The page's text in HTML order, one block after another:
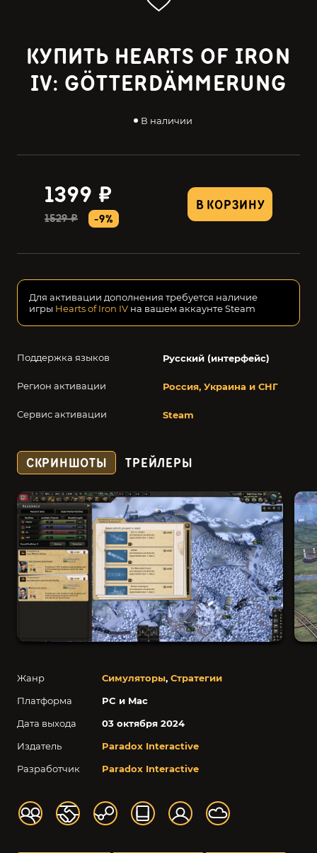
КУПИТЬ HEARTS OF IRON
IV: GÖTTERDÄMMERUNG
В наличии
В КОРЗИНУ
1399 ₽
1529 ₽ -9%
Поддержка языков Русский (интерфейс)
Регион активации Россия, Украина и СНГ
Сервис активации Steam
Для активации дополнения требуется наличие
игры Hearts of Iron IV на вашем аккаунте Steam
Жанр Симуляторы, Стратегии
Платформа
PC и Mac
Дата выхода
03 октября 2024
Издатель
Paradox Interactive
Разработчик
Paradox Interactive
СКРИНШОТЫ ТРЕЙЛЕРЫ